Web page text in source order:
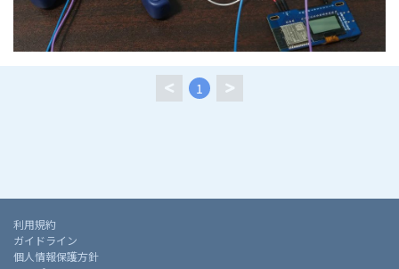
1
利用規約
ガイドライン
個人情報保護方針